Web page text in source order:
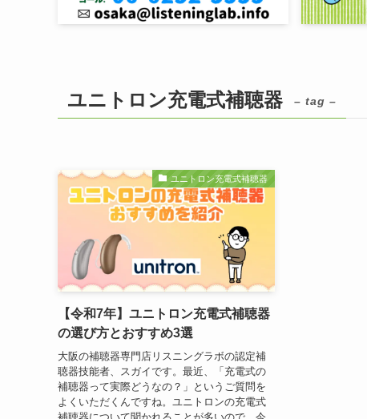
ユニトロン充電式補聴器 – tag –
ユニトロン充電式補聴器
【令和7年】ユニトロン充電式補聴器
の選び方とおすすめ3選
大阪の補聴器専門店リスニングラボの認定補
聴器技能者、スガイです。最近、「充電式の
補聴器って実際どうなの？」というご質問を
よくいただくんですね。ユニトロンの充電式